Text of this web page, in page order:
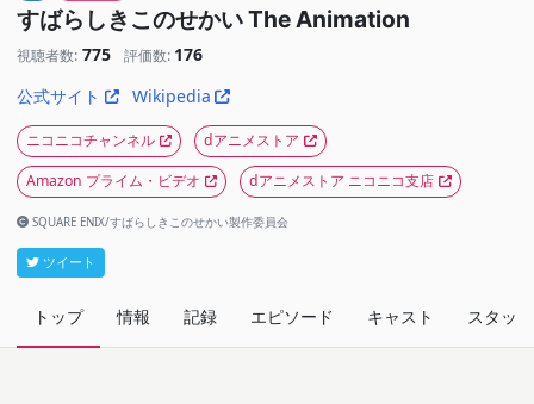
すばらしきこのせかい The Animation
視聴者数: 775 評価数: 176
公式サイト
Wikipedia
ニコニコチャンネル
dアニメストア
Amazon プライム・ビデオ
dアニメストア ニコニコ支店
SQUARE ENIX/すばらしきこのせかい製作委員会
ツイート
トップ 情報 記録 エピソード キャスト スタッフ